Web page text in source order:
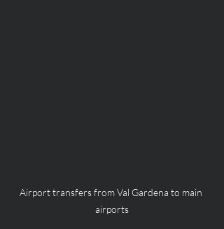
Airport transfers from Val Gardena to main
airports